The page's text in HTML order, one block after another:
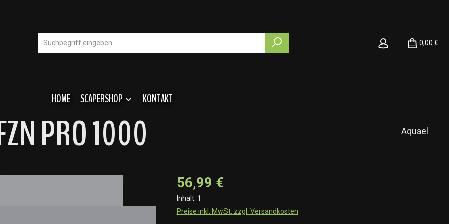
0,00 €
HOME SCAPERSHOP KONTAKT
PRO 1000 Aquael
56,99 €
Inhalt: 1
Preise inkl. MwSt. zzgl. Versandkosten